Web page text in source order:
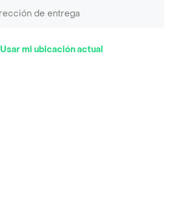
Usar mi ubicación actual